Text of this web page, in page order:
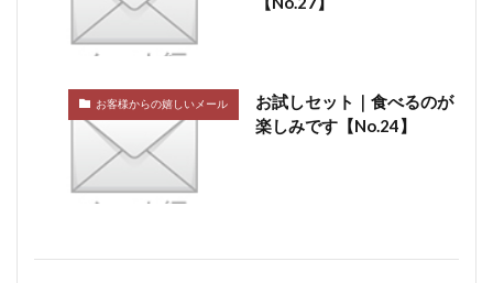
お客様からの嬉しいメール
お試しセット｜食べるのが
楽しみです【No.24】